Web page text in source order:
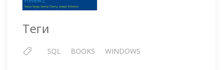
Теги
SQL BOOKS WINDOWS